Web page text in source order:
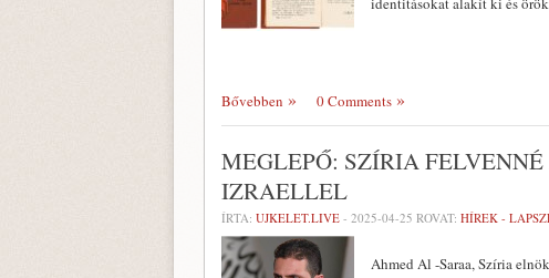
Bővebben 0 Comments
MEGLEPŐ: SZÍRIA
IZRAELLEL
ÍRTA: UJKELET.LIVE - 2025-04-25 ROVAT: HÍREK -
Ahmed Al -Saraa, Szíria